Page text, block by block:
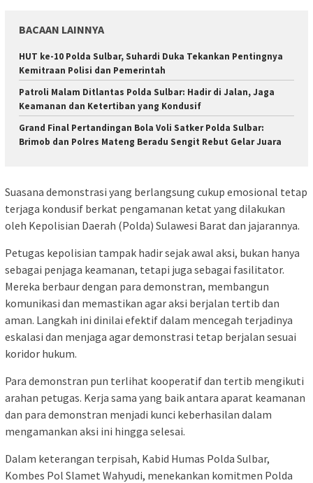
BACAAN LAINNYA
HUT ke-10 Polda Sulbar, Suhardi Duka Tekankan Pentingnya
Kemitraan Polisi dan Pemerintah
Patroli Malam Ditlantas Polda Sulbar: Hadir di Jalan, Jaga
Keamanan dan Ketertiban yang Kondusif
Grand Final Pertandingan Bola Voli Satker Polda Sulbar:
Brimob dan Polres Mateng Beradu Sengit Rebut Gelar Juara
Suasana demonstrasi yang berlangsung cukup emosional tetap
terjaga kondusif berkat pengamanan ketat yang dilakukan
oleh Kepolisian Daerah (Polda) Sulawesi Barat dan jajarannya.
Petugas kepolisian tampak hadir sejak awal aksi, bukan hanya
sebagai penjaga keamanan, tetapi juga sebagai fasilitator.
Mereka berbaur dengan para demonstran, membangun
komunikasi dan memastikan agar aksi berjalan tertib dan
aman. Langkah ini dinilai efektif dalam mencegah terjadinya
eskalasi dan menjaga agar demonstrasi tetap berjalan sesuai
koridor hukum.
Para demonstran pun terlihat kooperatif dan tertib mengikuti
arahan petugas. Kerja sama yang baik antara aparat keamanan
dan para demonstran menjadi kunci keberhasilan dalam
mengamankan aksi ini hingga selesai.
Dalam keterangan terpisah, Kabid Humas Polda Sulbar,
Kombes Pol Slamet Wahyudi, menekankan komitmen Polda